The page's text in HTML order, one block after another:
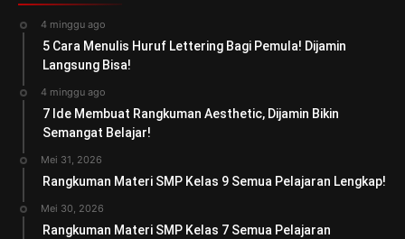
4 minggu ago
5 Cara Menulis Huruf Lettering Bagi Pemula! Dijamin
Langsung Bisa!
4 minggu ago
7 Ide Membuat Rangkuman Aesthetic, Dijamin Bikin
Semangat Belajar!
Mei 31, 2026
Rangkuman Materi SMP Kelas 9 Semua Pelajaran Lengkap!
Mei 30, 2026
Rangkuman Materi SMP Kelas 7 Semua Pelajaran